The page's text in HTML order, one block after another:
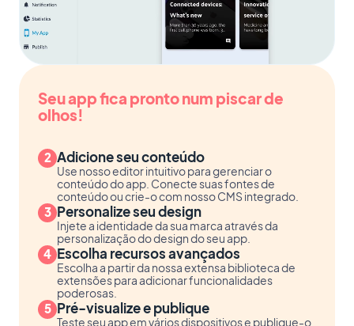
Seu app fica pronto num piscar de
olhos!
Adicione seu conteúdo
Use nosso editor intuitivo para gerenciar o
conteúdo do app. Conecte suas fontes de
conteúdo ou crie-o com nosso CMS integrado.
Personalize seu design
Injete a identidade da sua marca através da
personalização do design do seu app.
Escolha recursos avançados
Escolha a partir da nossa extensa biblioteca de
extensões para adicionar funcionalidades
poderosas.
Pré-visualize e publique
Teste seu app em vários dispositivos e publique-o